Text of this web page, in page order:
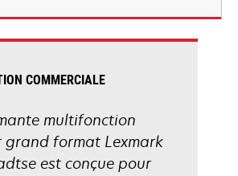
COMMERCIALE
multifonction
grand format Lexmark
est conçue pour